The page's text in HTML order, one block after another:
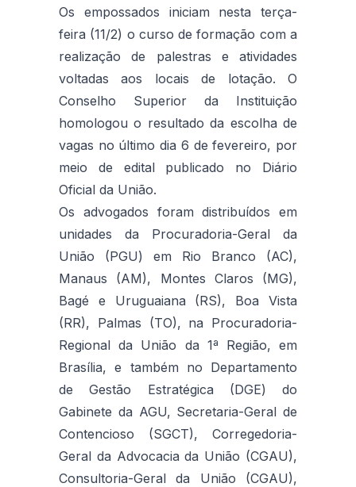
Os empossados iniciam nesta terça-
feira (11/2) o curso de formação com a
realização de palestras e atividades
voltadas aos locais de lotação. O
Conselho Superior da Instituição
homologou o resultado da escolha de
vagas no último dia 6 de fevereiro, por
meio de edital publicado no Diário
Oficial da União.
Os advogados foram distribuídos em
unidades da Procuradoria-Geral da
União (PGU) em Rio Branco (AC),
Manaus (AM), Montes Claros (MG),
Bagé e Uruguaiana (RS), Boa Vista
(RR), Palmas (TO), na Procuradoria-
Regional da União da 1ª Região, em
Brasília, e também no Departamento
de Gestão Estratégica (DGE) do
Gabinete da AGU, Secretaria-Geral de
Contencioso (SGCT), Corregedoria-
Geral da Advocacia da União (CGAU),
Consultoria-Geral da União (CGAU),